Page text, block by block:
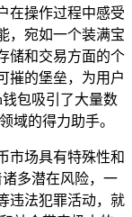
在操作过程中感受
，宛如一个装满宝
储和交易方面的个
摧的堡垒，为用户
包吸引了大量数
域的得力助手。
市场具有特殊性和
多潜在风险，一
违法犯罪活动，就